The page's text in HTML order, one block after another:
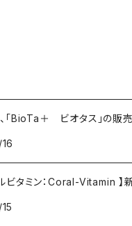
「BioTa＋ ビオタス」の販
ビタミン：Coral-Vitamin 】